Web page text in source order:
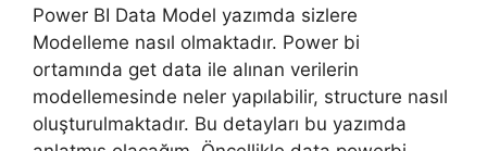
Power BI Data Model yazımda sizlere
Modelleme nasıl olmaktadır. Power bi
ortamında get data ile alınan verilerin
modellemesinde neler yapılabilir, structure nasıl
oluşturulmaktadır. Bu detayları bu yazımda